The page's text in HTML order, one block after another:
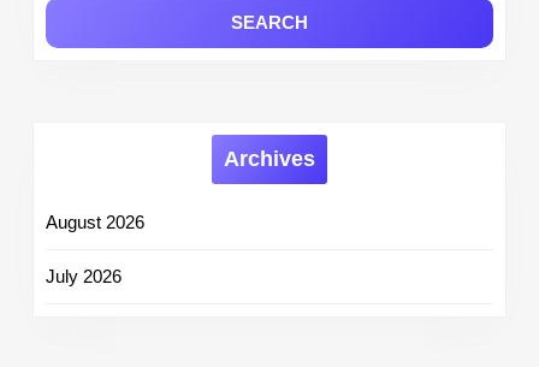
Archives
August 2026
July 2026